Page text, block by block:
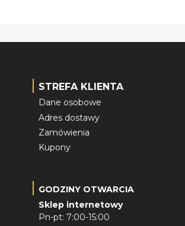
STREFA KLIENTA
Dane osobowe
Adres dostawy
Zamówienia
Kupony
GODZINY OTWARCIA
Sklep internetowy
Pn-pt: 7:00-15:00